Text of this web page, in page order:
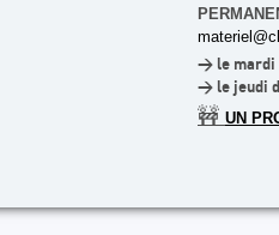
> le mardi
> le jeudi
🚧 UN